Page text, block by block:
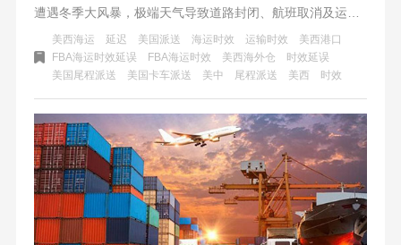
遭遇冬季大风暴，极端天气导致道路封闭、航班取消及运输
受阻，对亚马逊在该地区的预约服务造成显著影响，入库、
出库及末端配送时效预计将出现延迟。请相关卖家和消费者
知悉并做好相应准备，以应对可能的配送延误情况。
美西海运 延迟 美国派送 海运时效 运输时效
美西港口
FBA海运时效延误
FBA海运时效 美西海外仓
时效延误
美国尾程派送
美国卡车派送 美中 尾程派送 美西 时效